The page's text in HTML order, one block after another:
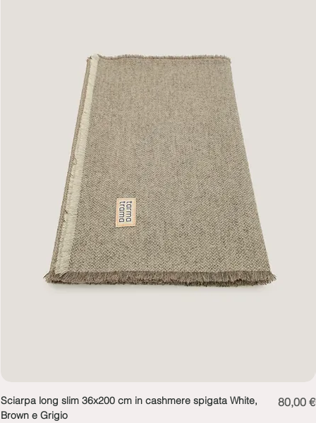
Sciarpa long slim 36x200 cm in cashmere spigata White,
Brown e Grigio
Prezzo
80,00 €